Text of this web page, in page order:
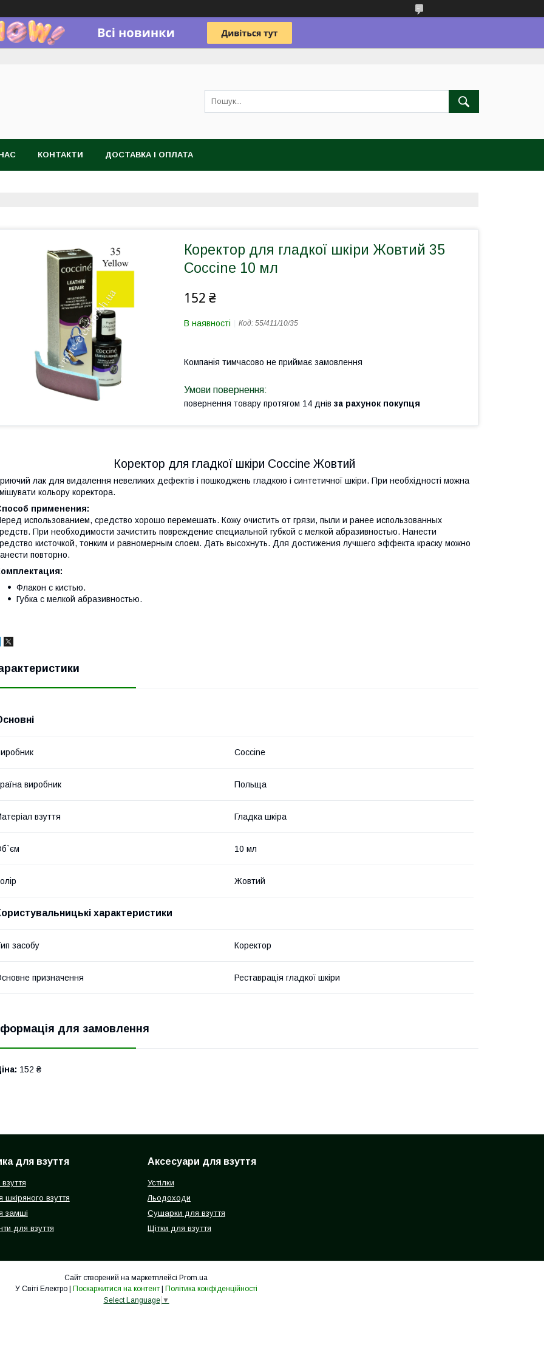
КОНТАКТИ ДОСТАВКА І ОПЛАТА
Коректор для гладкої шкіри Жовтий 35
Coccine 10 мл
152 ₴
В наявності Код: 55/411/10/35
Компанія тимчасово не приймає замовлення
повернення товару протягом 14 днів за рахунок покупця
Коректор для гладкої шкіри Coccine Жовтий
лак для видалення невеликих дефектів і пошкоджень гладкою і синтетичної шкіри. При необхідності можна
кольору коректора.
применения:
использованием, средство хорошо перемешать. Кожу очистить от грязи, пыли и ранее использованных
При необходимости зачистить повреждение специальной губкой с мелкой абразивностью. Нанести
кисточкой, тонким и равномерным слоем. Дать высохнуть. Для достижения лучшего эффекта краску можно
повторно.
Флакон с кистью.
Губка с мелкой абразивностью.
Coccine
виробник Польща
взуття Гладка шкіра
10 мл
Жовтий
характеристики
засобу Коректор
призначення Реставрація гладкої шкіри
для замовлення
152 ₴
для взуття
взуття
замші
для взуття
Аксесуари для взуття
Устілки
Льодоходи
Сушарки для взуття
Щітки для взуття
Сайт створений на маркетплейсі Prom.ua
Поскаржитися на контент
Політика конфіденційності
Select Language ▼